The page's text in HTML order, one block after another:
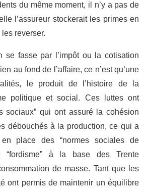
du même moment, il n’y a pas de
l’assureur stockerait les primes en
reverser.
se fasse par l’impôt ou la cotisation
au fond de l’affaire, ce n’est qu’une
le produit de l’histoire de la
politique et social. Ces luttes ont
sociaux” qui ont assuré la cohésion
débouchés à la production, ce qui a
place des “normes sociales de
“fordisme” à la base des Trente
de masse. Tant que les
ont permis de maintenir un équilibre